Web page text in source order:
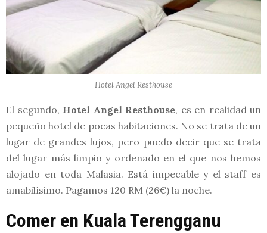
Hotel Angel Resthouse
El segundo, Hotel Angel Resthouse, es en realidad un
pequeño hotel de pocas habitaciones. No se trata de un
lugar de grandes lujos, pero puedo decir que se trata
del lugar más limpio y ordenado en el que nos hemos
alojado en toda Malasia. Está impecable y el staff es
amabilísimo. Pagamos 120 RM (26€) la noche.
Comer en Kuala Terengganu